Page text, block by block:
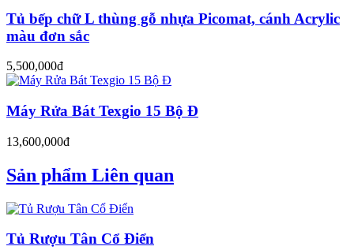
Tủ bếp chữ L thùng gỗ nhựa Picomat, cánh Acrylic
màu đơn sắc
5,500,000đ
Máy Rửa Bát Texgio 15 Bộ Đ
13,600,000đ
Sản phẩm Liên quan
Tủ Rượu Tân Cổ Điển